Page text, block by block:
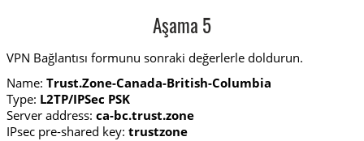
Aşama 5
VPN Bağlantısı formunu sonraki değerlerle doldurun.
Name: Trust.Zone-Canada-British-Columbia
Type: L2TP/IPSec PSK
Server address: ca-bc.trust.zone
IPsec pre-shared key: trustzone